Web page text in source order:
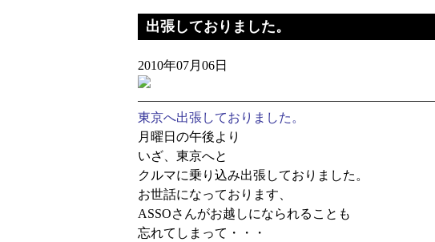
出張しておりました。
2010年07月06日
東京へ出張しておりました。
月曜日の午後より
いざ、東京へと
クルマに乗り込み出張しておりました。
お世話になっております、
ASSOさんがお越しになられることも
忘れてしまって・・・